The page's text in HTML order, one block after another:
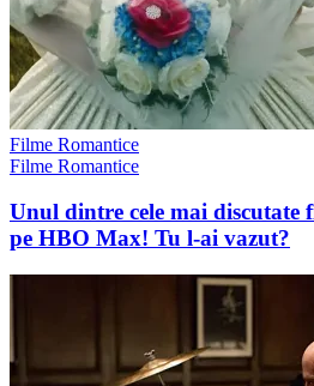
Filme Romantice
Filme Romantice
Unul dintre cele mai discutate
pe HBO Max! Tu l-ai vazut?